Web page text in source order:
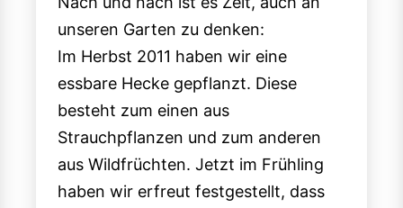
unseren Garten zu denken:
Im Herbst 2011 haben wir eine
essbare Hecke gepflanzt. Diese
besteht zum einen aus
Strauchpflanzen und zum anderen
aus Wildfrüchten. Jetzt im Frühling
haben wir erfreut festgestellt, dass